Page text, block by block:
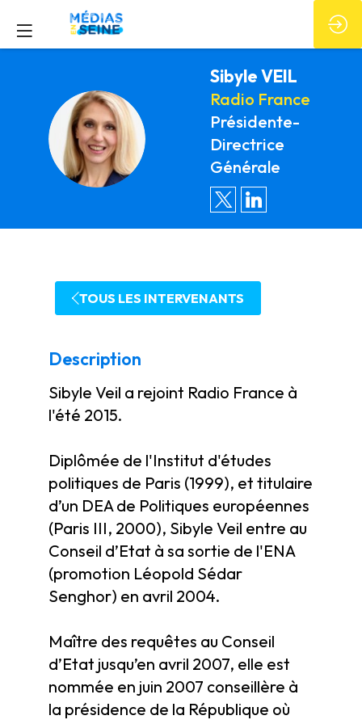
SV
SibyleVEIL
Radio France
Présidente-
Directrice
Générale
TOUS LES INTERVENANTS
Description
Sibyle Veil a rejoint Radio France à
l'été 2015.
Diplômée de l'Institut d'études
politiques de Paris (1999), et titulaire
d’un DEA de Politiques européennes
(Paris III, 2000), Sibyle Veil entre au
Conseil d’Etat à sa sortie de l'ENA
(promotion Léopold Sédar
Senghor) en avril 2004.
Maître des requêtes au Conseil
d’Etat jusqu’en avril 2007, elle est
nommée en juin 2007 conseillère à
la présidence de la République où